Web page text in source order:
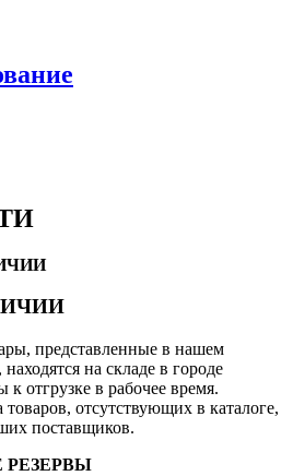
представленные в нашем
на складе в городе
к отгрузке в рабочее время.
отсутствующих в каталоге,
поставщиков.